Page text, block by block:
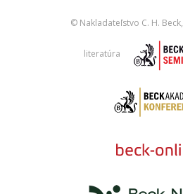
© Nakladateľstvo C. H. Beck,
literatúra